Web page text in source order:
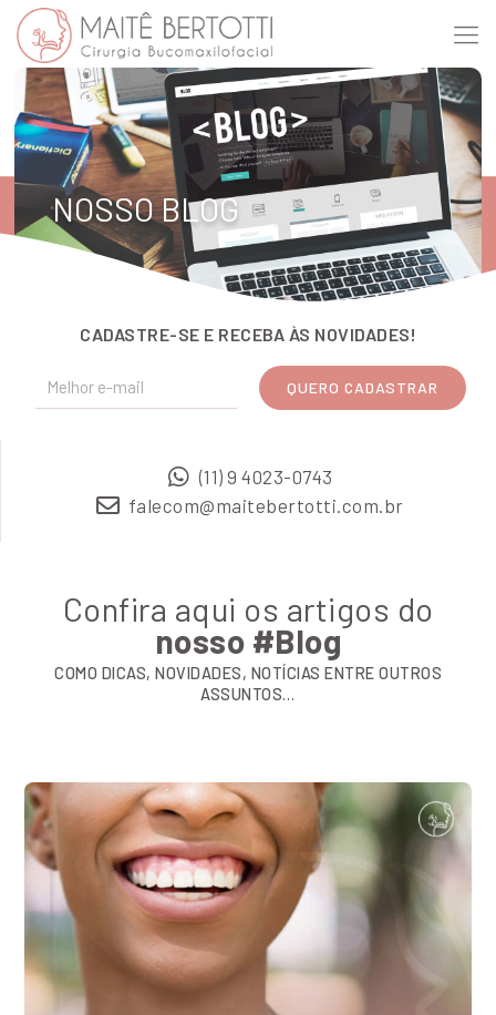
NOSSO BLOG
CADASTRE-SE E RECEBA ÀS NOVIDADES!
(11) 9 4023-0743
falecom@maitebertotti.com.br
Confira aqui os artigos do
nosso #Blog
COMO DICAS, NOVIDADES, NOTÍCIAS ENTRE OUTROS
ASSUNTOS…